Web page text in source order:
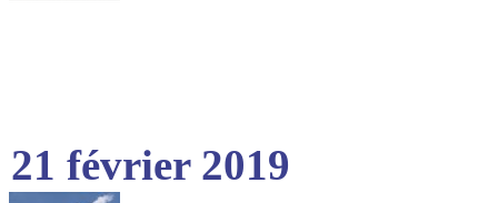
21 février 2019